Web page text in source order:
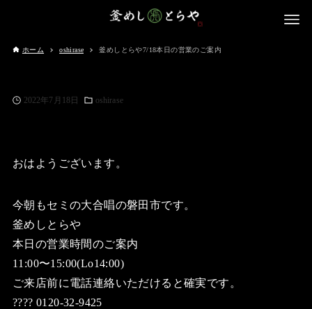
ホーム oshirase 釜めしとらや7/18本日の営業のご案内
2022年7月18日 oshirase
おはようございます。
今朝もセミの大合唱の磐田市です。
釜めしとらや
本日の営業時間のご案内
11:00〜15:00(Lo14:00)
ご来店前に電話連絡いただけると確実です。
???? 0120-32-9425